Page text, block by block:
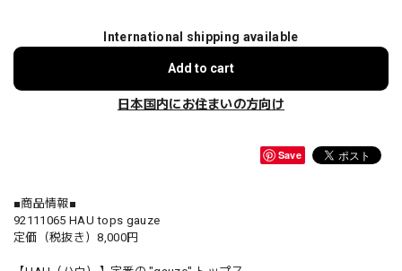
International shipping available
Add to cart
日本国内にお住まいの方向け
Save
■商品情報■
92111065 HAU tops gauze
定価（税抜き）8,000円